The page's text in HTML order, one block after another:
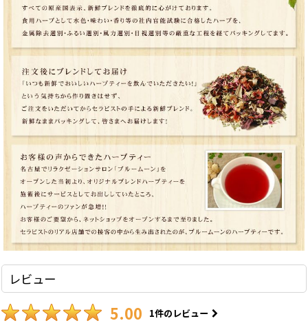
レビュー
5.00 1件のレビュー